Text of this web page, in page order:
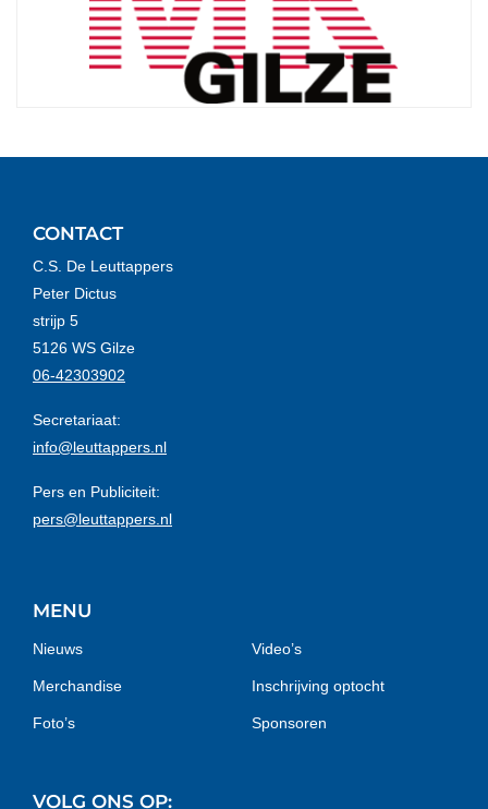
CONTACT
C.S. De Leuttappers
Peter Dictus
strijp 5
5126 WS Gilze
06-42303902
Secretariaat:
info@leuttappers.nl
Pers en Publiciteit:
pers@leuttappers.nl
MENU
Nieuws
Merchandise
Foto’s
Video’s
Inschrijving optocht
Sponsoren
VOLG ONS OP: